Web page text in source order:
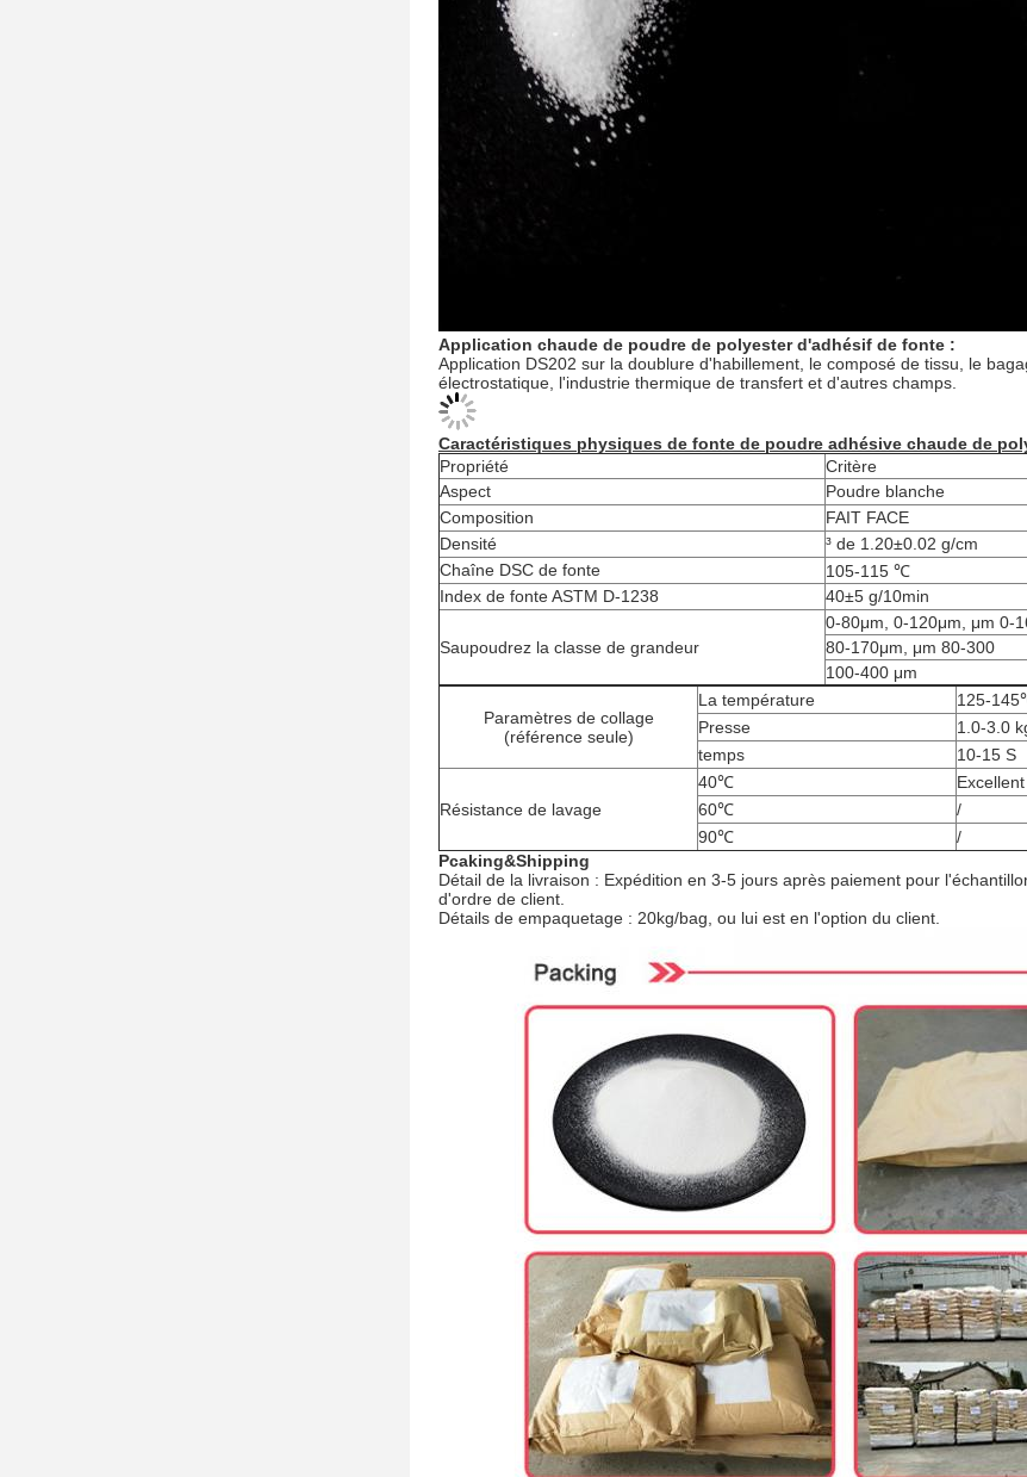
Application chaude de poudre de polyester d'adhésif de fonte :
Application DS202 sur la doublure d'habillement, le composé de tissu, le
électrostatique, l'industrie thermique de transfert et d'autres champs.
Caractéristiques physiques de fonte de poudre adhésive chaude de
Propriété
Critère
Aspect
Poudre blanche
Composition
FAIT FACE
Densité
³ de 1.20±0.02 g/cm
Chaîne DSC de fonte
105-115 ℃
Index de fonte ASTM D-1238
40±5 g/10min
Saupoudrez la classe de grandeur
0-80μm, 0-120μm, μm 0-
80-170μm, μm 80-300
100-400 μm
Paramètres de collage
(référence seule)
La température
125-
Presse
1.0-3.0
temps
10-15 S
Résistance de lavage
40℃
Excellent
60℃
/
90℃
/
Pcaking&Shipping
Détail de la livraison : Expédition en 3-5 jours après paiement pour
d'ordre de client.
Détails de empaquetage : 20kg/bag, ou lui est en l'option du client.